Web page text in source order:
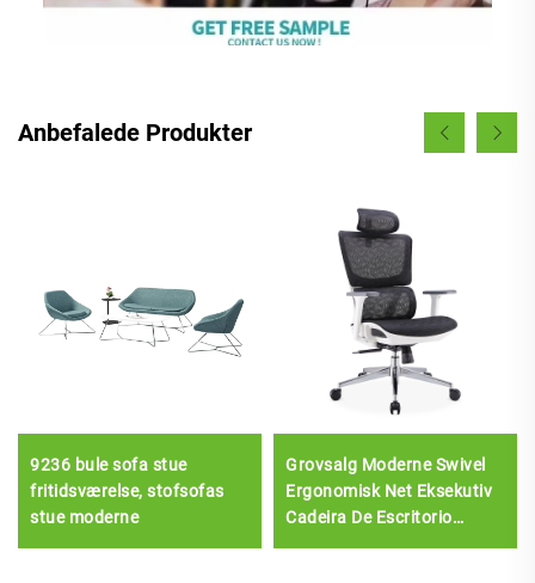
Anbefalede Produkter
9236 bule sofa stue
fritidsværelse, stofsofas
stue moderne
Grovsalg Moderne Swivel
Ergonomisk Net Eksekutiv
Cadeira De Escritorio
Kontorstol Sillas De Oficina